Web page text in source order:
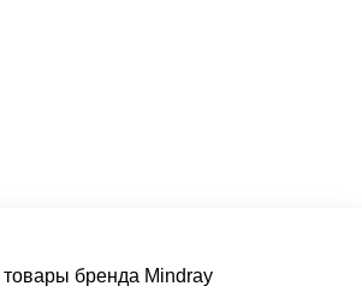
товары бренда Mindray